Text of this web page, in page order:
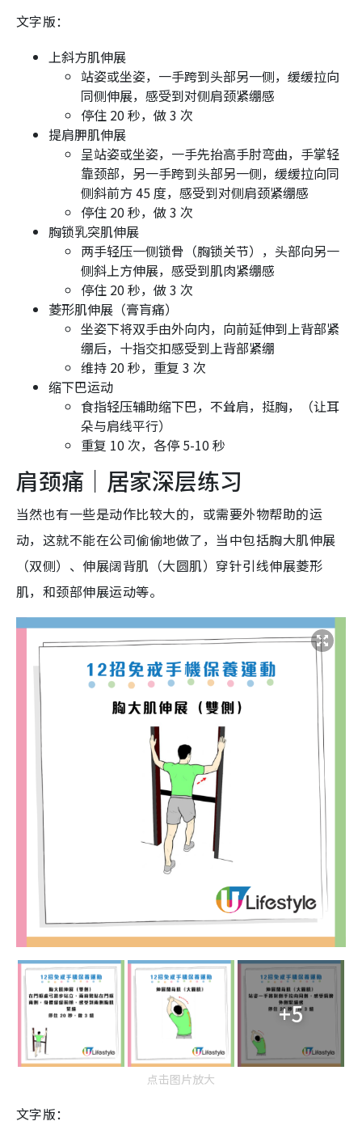
文字版：
上斜方肌伸展
站姿或坐姿，一手跨到头部另一侧，缓缓拉向
同侧伸展，感受到对侧肩颈紧绷感
停住 20 秒，做 3 次
提肩胛肌伸展
呈站姿或坐姿，一手先抬高手肘弯曲，手掌轻
靠颈部，另一手跨到头部另一侧，缓缓拉向同
侧斜前方 45 度，感受到对侧肩颈紧绷感
停住 20 秒，做 3 次
胸锁乳突肌伸展
两手轻压一侧锁骨（胸锁关节），头部向另一
侧斜上方伸展，感受到肌肉紧绷感
停住 20 秒，做 3 次
菱形肌伸展（膏肓痛）
坐姿下将双手由外向内，向前延伸到上背部紧
绷后，十指交扣感受到上背部紧绷
维持 20 秒，重复 3 次
缩下巴运动
食指轻压辅助缩下巴，不耸肩，挺胸，（让耳
朵与肩线平行）
重复 10 次，各停 5-10 秒
肩颈痛｜居家深层练习
当然也有一些是动作比较大的，或需要外物帮助的运
动，这就不能在公司偷偷地做了，当中包括胸大肌伸展
（双侧）、伸展阔背肌（大圆肌）穿针引线伸展菱形
肌，和颈部伸展运动等。
+5
点击图片放大
文字版：